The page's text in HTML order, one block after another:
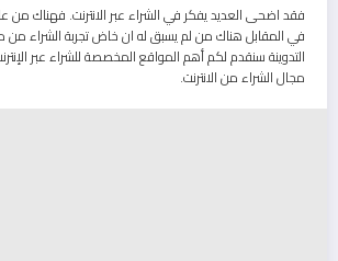
فقد اضحى العديد يفكر في الشراء عبر الانترنت. فهناك من
في المقابل هناك من لم يسبق له ان خاض تجربة الشراء من
التدوينة سنقدم لكم أهم المواقع المخصصة للشراء عبر
مجال الشراء من الانترنت.